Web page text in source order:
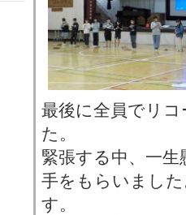
最後に全員でリ
た。
緊張する中、一
手をもらいまし
す。